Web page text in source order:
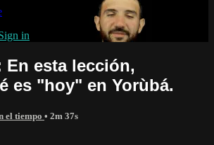
in
En esta lección,
es "hoy" en Yorùbá.
el tiempo • 2m 37s